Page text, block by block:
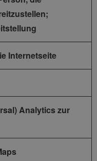
Internetseite
Analytics zur